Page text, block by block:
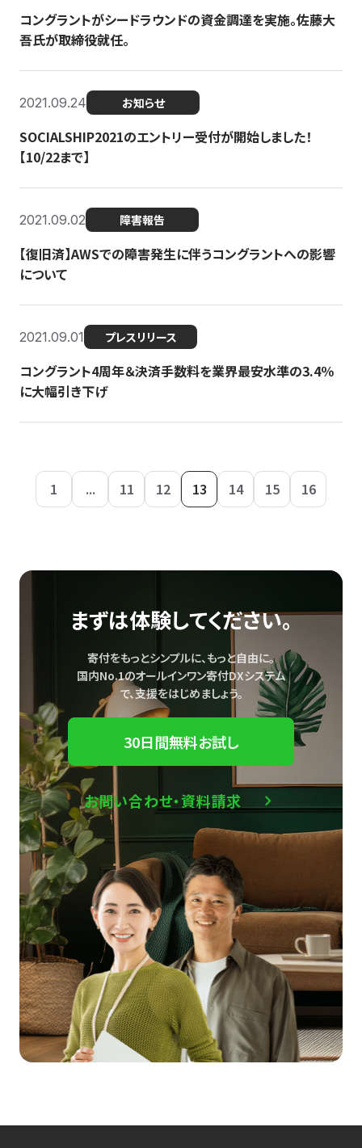
コングラントがシードラウンドの資金調達を実施。佐藤大
吾氏が取締役就任。
2021.09.24 お知らせ
SOCIALSHIP2021のエントリー受付が開始しました！
【10/22まで】
2021.09.02 障害報告
【復旧済】AWSでの障害発生に伴うコングラントへの影響
について
2021.09.01 プレスリリース
コングラント4周年＆決済手数料を業界最安水準の3.4％
に大幅引き下げ
1 ... 11 12 13 14 15 16
まずは体験してください。
寄付をもっとシンプルに、もっと自由に。
国内No.1のオールインワン寄付DXシステム
で、支援をはじめましょう。
30日間無料お試し
お問い合わせ・資料請求